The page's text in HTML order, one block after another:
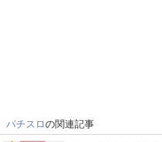
パチスロの関連記事